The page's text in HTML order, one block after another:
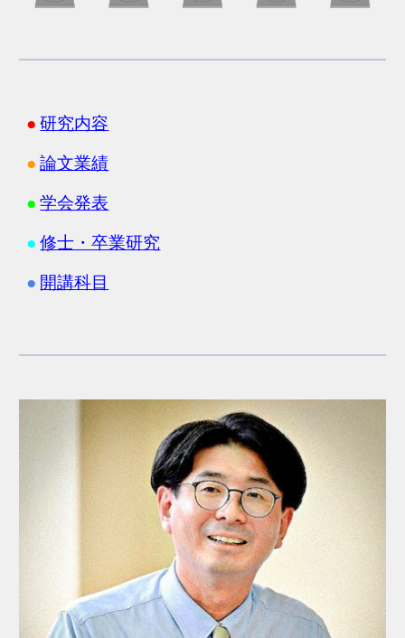
● 研究内容
● 論文業績
● 学会発表
● 修士・卒業研究
● 開講科目